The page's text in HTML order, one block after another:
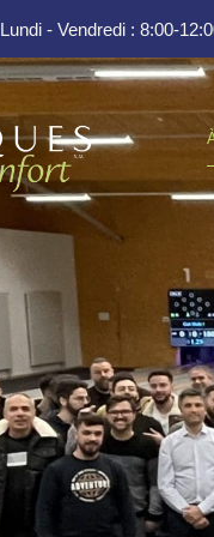
Lundi - Vendredi : 8:00-